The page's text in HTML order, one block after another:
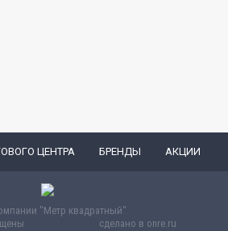
ЦЕНТРА БРЕНДЫ АКЦИИ
"Метр квадратный"
сделано в onre.ru